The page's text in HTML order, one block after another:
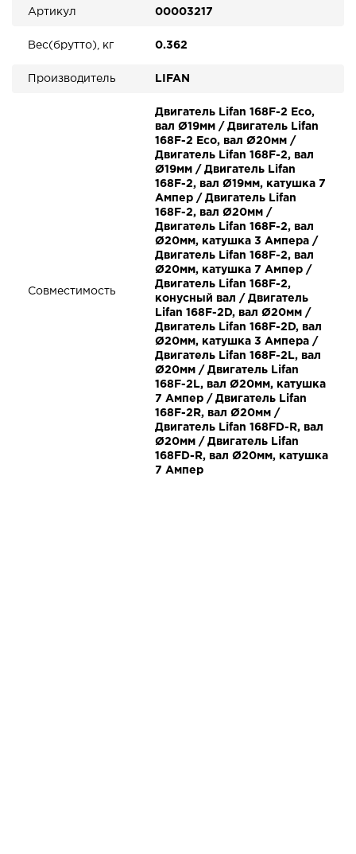
Артикул 00003217
Вес(брутто), кг 0.362
Производитель LIFAN
Совместимость
Двигатель Lifan 168F-2 Eco,
вал Ø19мм / Двигатель Lifan
168F-2 Eco, вал Ø20мм /
Двигатель Lifan 168F-2, вал
Ø19мм / Двигатель Lifan
168F-2, вал Ø19мм, катушка 7
Ампер / Двигатель Lifan
168F-2, вал Ø20мм /
Двигатель Lifan 168F-2, вал
Ø20мм, катушка 3 Ампера /
Двигатель Lifan 168F-2, вал
Ø20мм, катушка 7 Ампер /
Двигатель Lifan 168F-2,
конусный вал / Двигатель
Lifan 168F-2D, вал Ø20мм /
Двигатель Lifan 168F-2D, вал
Ø20мм, катушка 3 Ампера /
Двигатель Lifan 168F-2L, вал
Ø20мм / Двигатель Lifan
168F-2L, вал Ø20мм, катушка
7 Ампер / Двигатель Lifan
168F-2R, вал Ø20мм /
Двигатель Lifan 168FD-R, вал
Ø20мм / Двигатель Lifan
168FD-R, вал Ø20мм, катушка
7 Ампер